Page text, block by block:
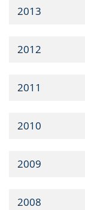
2013
2012
2011
2010
2009
2008